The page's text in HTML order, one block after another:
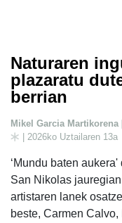
Naturaren
plazaratu
berrian
Mikel Garcia Martikorena
| 2026ko Uztailaren 13a
‘Mundu baten
San Nikolas
artistaren lanek
beste, Carmen